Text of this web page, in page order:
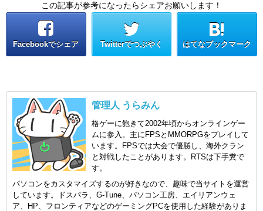
この記事が参考になったらシェアお願いします！
Facebookでシェア Twitterでつぶやく はてなブックマーク
管理人 うらみん
格ゲーに飽きて2002年頃からオンラインゲー
ムに参入。主にFPSとMMORPGをプレイして
います。FPSでは大会で優勝し、海外クラン
と対戦したことがあります。RTSは下手糞で
す。
パソコンをカスタマイズするのが好きなので、趣味で当サイトを運営
しています。ドスパラ、G-Tune、パソコン工房、エイリアンウェ
ア、HP、フロンティアなどのゲーミングPCを使用した経験がありま